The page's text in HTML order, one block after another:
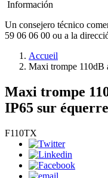
Información
Un consejero técnico
59 06 06 00 ou a la
Accueil
Maxi trompe 110dB
Maxi trompe
IP65 sur équerre
F110TX